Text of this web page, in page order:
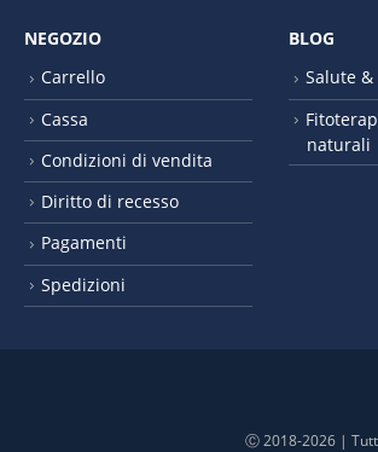
NEGOZIO
Carrello
Cassa
Condizioni di vendita
Diritto di recesso
Pagamenti
Spedizioni
BLOG
Salute
naturali
Ⓒ 2018-2026 |